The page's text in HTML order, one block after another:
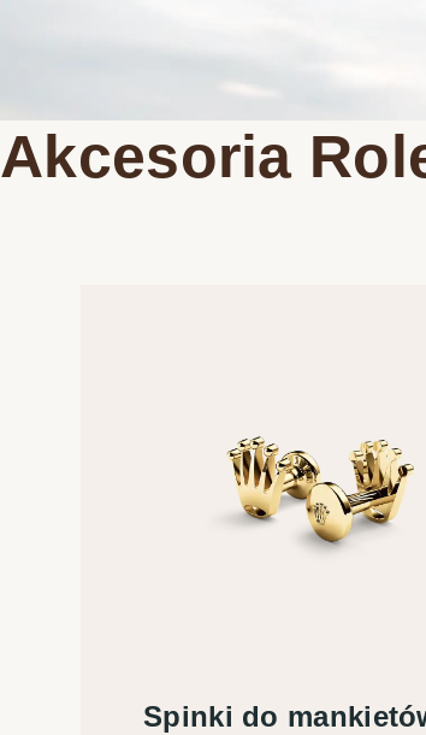
Akcesoria
Spinki do